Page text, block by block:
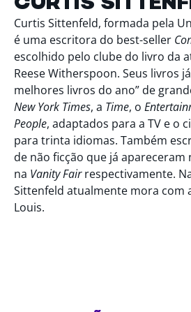
Curtis Sittenfeld, formada pela
é uma escritora do best-seller
escolhido pelo clube do livro da
Reese Witherspoon. Seus livros
melhores livros do ano” de
New York Times, a Time, o
People, adaptados para a TV e o
para trinta idiomas. Também
de não ficção que já apareceram
na Vanity Fairrespectivamente.
Sittenfeld atualmente mora com
Louis.